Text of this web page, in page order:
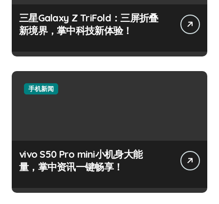
三星Galaxy Z TriFold：三屏折叠
新境界，掌中科技新体验！
手机新闻
vivo S50 Pro mini小机身大能
量，掌中资讯一键畅享！